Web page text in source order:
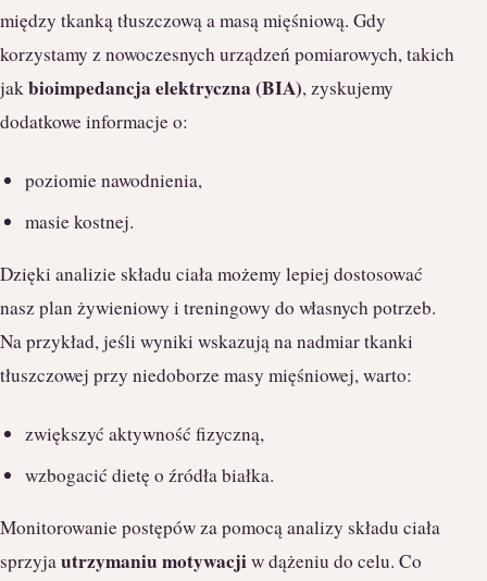
między tkanką tłuszczową a masą mięśniową. Gdy
korzystamy z nowoczesnych urządzeń pomiarowych, takich
jakbioimpedancja elektryczna (BIA), zyskujemy
dodatkowe informacje o:
poziomie nawodnienia,
masie kostnej.
Dzięki analizie składu ciała możemy lepiej dostosować
nasz plan żywieniowy i treningowy do własnych potrzeb.
Na przykład, jeśli wyniki wskazują na nadmiar tkanki
tłuszczowej przy niedoborze masy mięśniowej, warto:
zwiększyć aktywność fizyczną,
wzbogacić dietę o źródła białka.
Monitorowanie postępów za pomocą analizy składu ciała
sprzyjautrzymaniu motywacjiw dążeniu do celu. Co